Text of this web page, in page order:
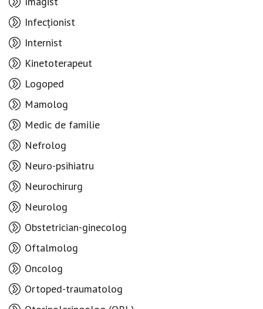
Infecționist
Internist
Kinetoterapeut
Logoped
Mamolog
Medic de familie
Nefrolog
Neuro-psihiatru
Neurochirurg
Neurolog
Obstetrician-ginecolog
Oftalmolog
Oncolog
Ortoped-traumatolog